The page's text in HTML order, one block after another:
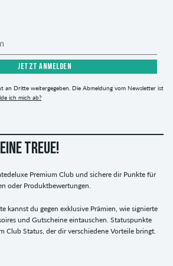
JETZT ANMELDEN
an Dritte weitergegeben. Die Abmeldung vom Newsletter ist
ich mich ab?
TREUE!
Premium Club und sichere dir Punkte für
oder Produktbewertungen.
kannst du gegen exklusive Prämien, wie signierte
und Gutscheine eintauschen. Statuspunkte
Club Status, der dir verschiedene Vorteile bringt.